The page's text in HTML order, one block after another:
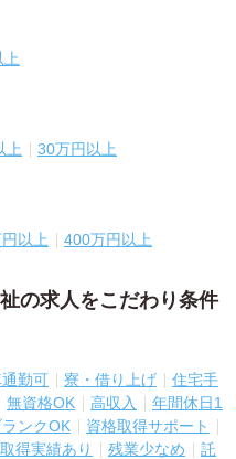
上 30万円以上
以上 400万円以上
の求人をこだわり条件
勤可 寮・借り上げ
住宅手
無資格OK 高収入
年間休日1
ランクOK
資格取得サポート
得実績あり 残業少なめ
託